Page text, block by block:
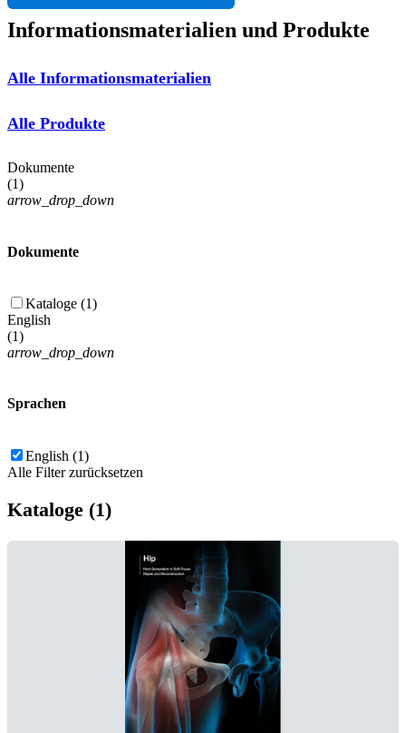
Informationsmaterialien und Produkte
Alle Informationsmaterialien
Alle Produkte
Dokumente
(1)
arrow_drop_down
Dokumente
Kataloge (1)
English
(1)
arrow_drop_down
Sprachen
English (1)
Alle Filter zurücksetzen
Kataloge (1)